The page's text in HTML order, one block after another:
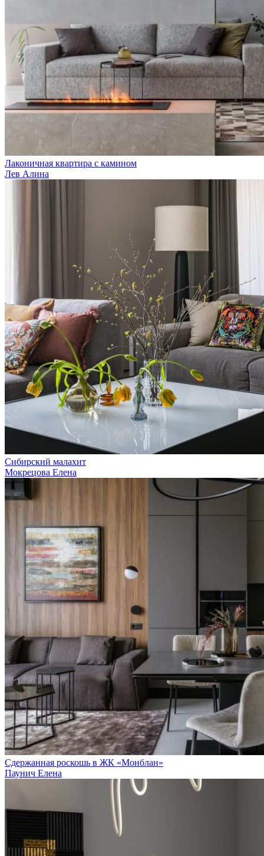
Лаконичная квартира с камином
Лев Алина
Сибирский малахит
Мокрецова Елена
Сдержанная роскошь в ЖК «Монблан»
Паунич Елена